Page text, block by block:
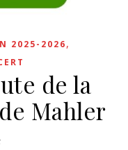
2025-2026,
de la
Mahler